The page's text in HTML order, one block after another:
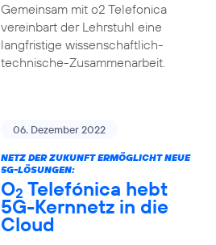
Gemeinsam mit o2 Telefonica
vereinbart der Lehrstuhl eine
langfristige wissenschaftlich-
technische-Zusammenarbeit.
06. Dezember 2022
NETZ DER ZUKUNFT ERMÖGLICHT NEUE
5G-LÖSUNGEN:
O2 Telefónica hebt
5G-Kernnetz in die
Cloud